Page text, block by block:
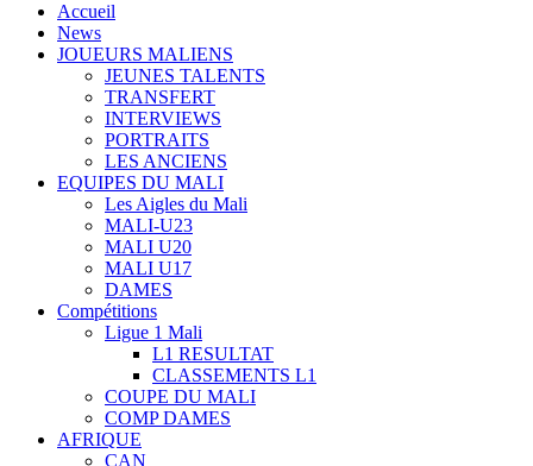
Accueil
News
JOUEURS MALIENS
JEUNES TALENTS
TRANSFERT
INTERVIEWS
PORTRAITS
LES ANCIENS
EQUIPES DU MALI
Les Aigles du Mali
MALI-U23
MALI U20
MALI U17
DAMES
Compétitions
Ligue 1 Mali
L1 RESULTAT
CLASSEMENTS L1
COUPE DU MALI
COMP DAMES
AFRIQUE
CAN